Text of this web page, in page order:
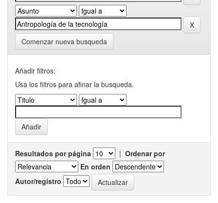
Comenzar nueva busqueda
Añadir filtros:
Usa los filtros para afinar la busqueda.
Resultados por página | Ordenar por
En orden
Autor/registro